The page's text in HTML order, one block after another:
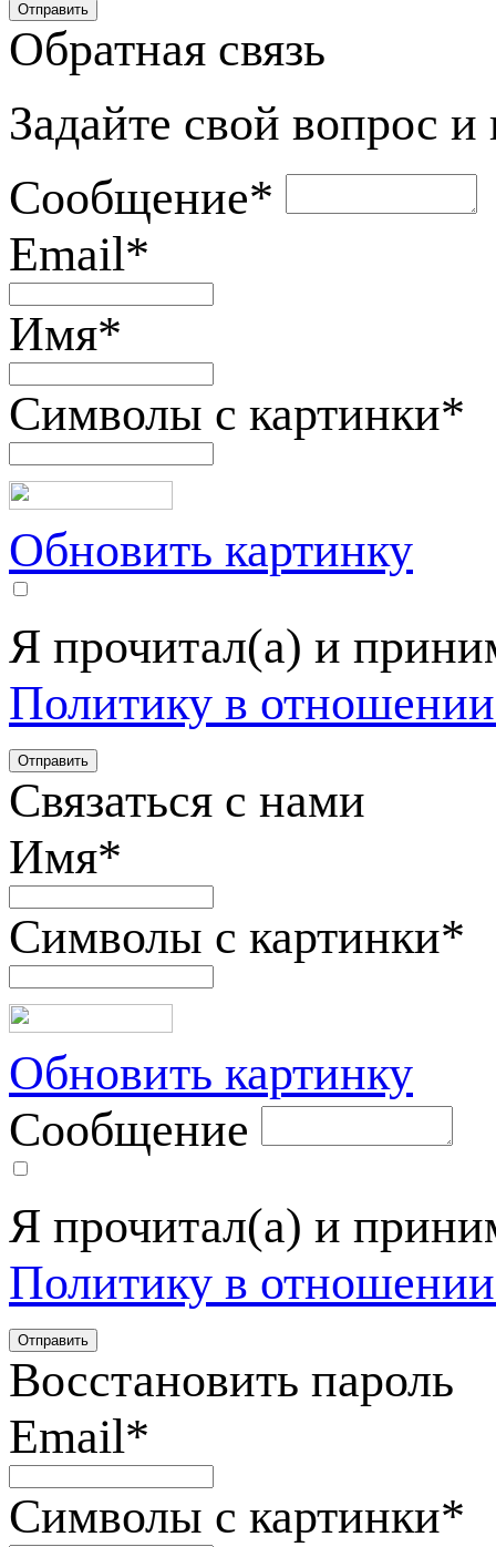
Обратная связь
Задайте свой вопрос
Сообщение*
Email*
Имя*
Символы с картинки*
Обновить картинку
Я прочитал(а) и
Политику в
Связаться с нами
Имя*
Символы с картинки*
Обновить картинку
Сообщение
Я прочитал(а) и
Политику в
Восстановить пароль
Email*
Символы с картинки*